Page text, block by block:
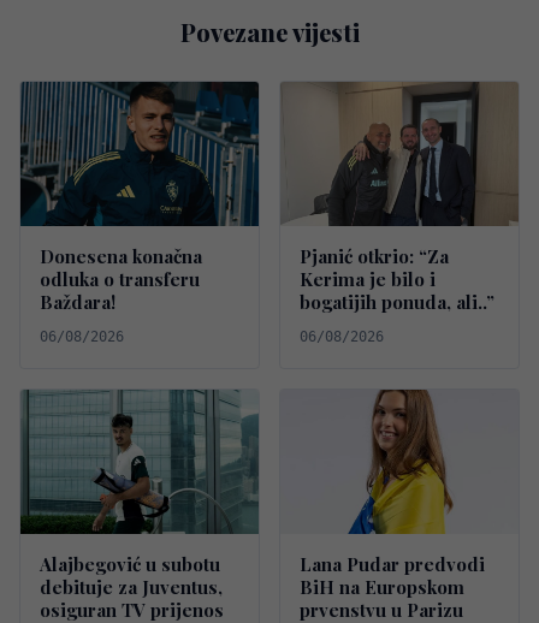
Povezane vijesti
Donesena konačna
odluka o transferu
Baždara!
06/08/2026
Pjanić otkrio: “Za
Kerima je bilo i
bogatijih ponuda, ali..”
06/08/2026
Alajbegović u subotu
debituje za Juventus,
osiguran TV prijenos
Lana Pudar predvodi
BiH na Europskom
prvenstvu u Parizu